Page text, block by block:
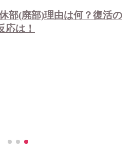
部(廃部)理由は何？復活の
応は！